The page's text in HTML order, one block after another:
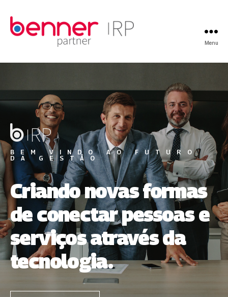
Menu
BEM VINDO AO FUTURO
DA GESTÃO
Criando novas formas
de conectar pessoas e
serviços através da
tecnologia.